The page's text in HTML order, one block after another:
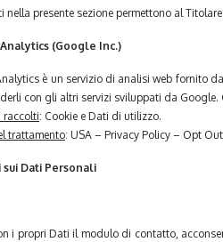
nella presente sezione permettono al
(Google Inc.)
è un servizio di analisi web fornito
con gli altri servizi sviluppati da
raccolti: Cookie e Dati di utilizzo.
trattamento: USA – Privacy Policy – Opt
Dati Personali
i propri Dati il modulo di contatto,